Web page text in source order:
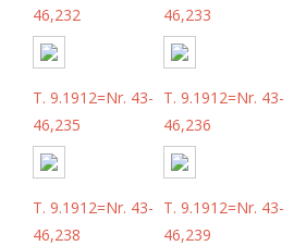
46,232
46,233
T. 9.1912=Nr. 43-
46,235
T. 9.1912=Nr. 43-
46,236
T. 9.1912=Nr. 43-
46,238
T. 9.1912=Nr. 43-
46,239